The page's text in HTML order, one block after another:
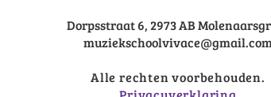
Dorpsstraat 6, 2973 AB
Alle rechten voorbehouden.